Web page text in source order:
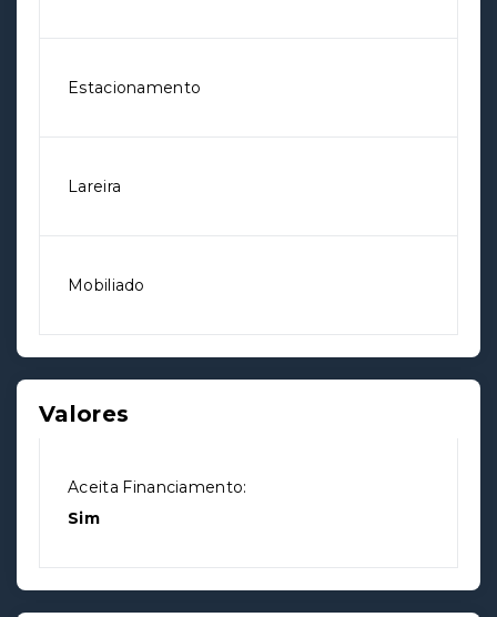
Estacionamento
Lareira
Mobiliado
Valores
Aceita Financiamento:
Sim